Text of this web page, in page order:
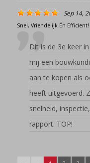
Sep 14,
Snel, Vriendelijk Én Efficient!
Dit is de 3e keer
mij een
aan te kopen als
heeft uitgevoerd.
snelheid,
rapport. TOP!